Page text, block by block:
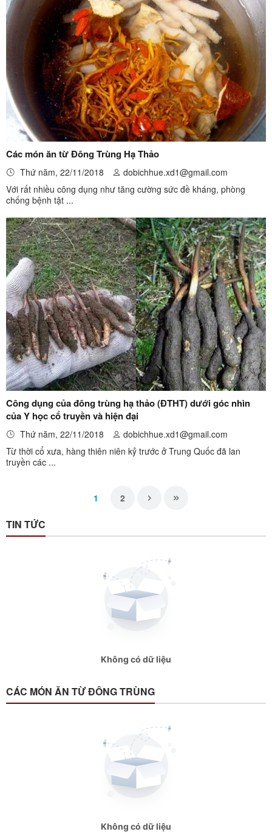
Các món ăn từ Đông Trùng Hạ Thảo
Thứ năm, 22/11/2018
dobichhue.xd1@gmail.com
Với rất nhiều công dụng như tăng cường sức đề kháng, phòng
chống bệnh tật ...
Công dụng của đông trùng hạ thảo (ĐTHT) dưới góc nhìn
của Y học cổ truyền và hiện đại
Thứ năm, 22/11/2018
dobichhue.xd1@gmail.com
Từ thời cổ xưa, hàng thiên niên kỷ trước ở Trung Quốc đã lan
truyền các ...
1 2
TIN TỨC
Không có dữ liệu
CÁC MÓN ĂN TỪ ĐÔNG TRÙNG
Không có dữ liệu